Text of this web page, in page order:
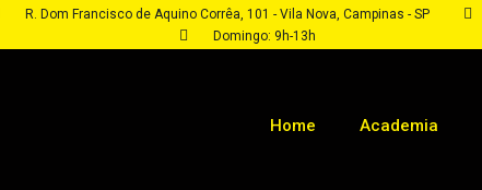
R. Dom Francisco de Aquino Corrêa, 101 - Vila Nova, Campinas - SP
Domingo: 9h-13h
Home Academia